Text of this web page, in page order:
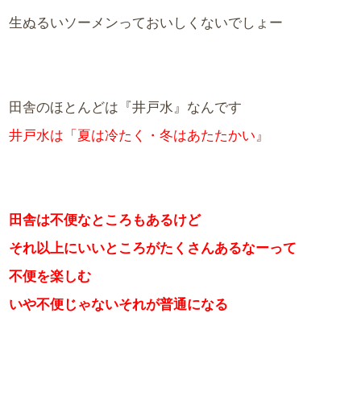
生ぬるいソーメンっておいしくないでしょー
田舎のほとんどは『井戸水』なんです
井戸水は「夏は冷たく・冬はあたたかい』
田舎は不便なところもあるけど
それ以上にいいところがたくさんあるなーって
不便を楽しむ
いや不便じゃないそれが普通になる